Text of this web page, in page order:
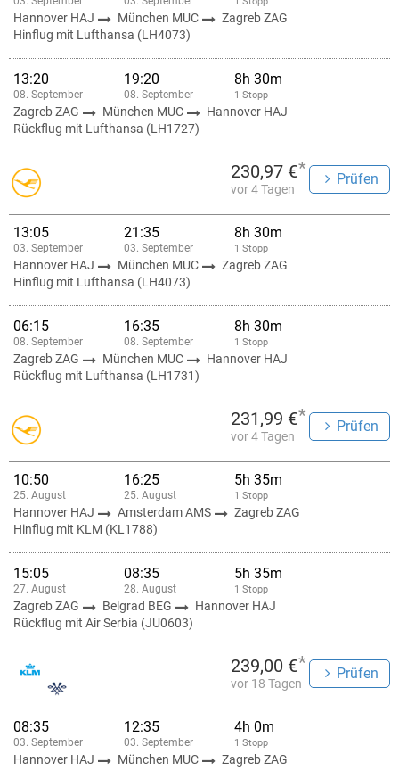
Hannover HAJ München MUC
Zagreb ZAG
Hinflug mit Lufthansa (LH4073)
13:20
08. September
19:20
08. September
8h 30m
1 Stopp
Zagreb ZAG München MUC
Hannover HAJ
Rückflug mit Lufthansa (LH1727)
230,97 €*
vor 4 Tagen
Prüfen
13:05
03. September
21:35
03. September
8h 30m
1 Stopp
Hannover HAJ München MUC
Zagreb ZAG
Hinflug mit Lufthansa (LH4073)
06:15
08. September
16:35
08. September
8h 30m
1 Stopp
Zagreb ZAG München MUC
Hannover HAJ
Rückflug mit Lufthansa (LH1731)
231,99 €*
vor 4 Tagen
Prüfen
10:50
25. August
16:25
25. August
5h 35m
1 Stopp
Hannover HAJ Amsterdam AMS
Zagreb ZAG
Hinflug mit KLM (KL1788)
15:05
27. August
08:35
28. August
5h 35m
1 Stopp
Zagreb ZAG Belgrad BEG
Hannover HAJ
Rückflug mit Air Serbia (JU0603)
239,00 €*
vor 18 Tagen
Prüfen
08:35
03. September
12:35
03. September
4h 0m
1 Stopp
Hannover HAJ München MUC
Zagreb ZAG